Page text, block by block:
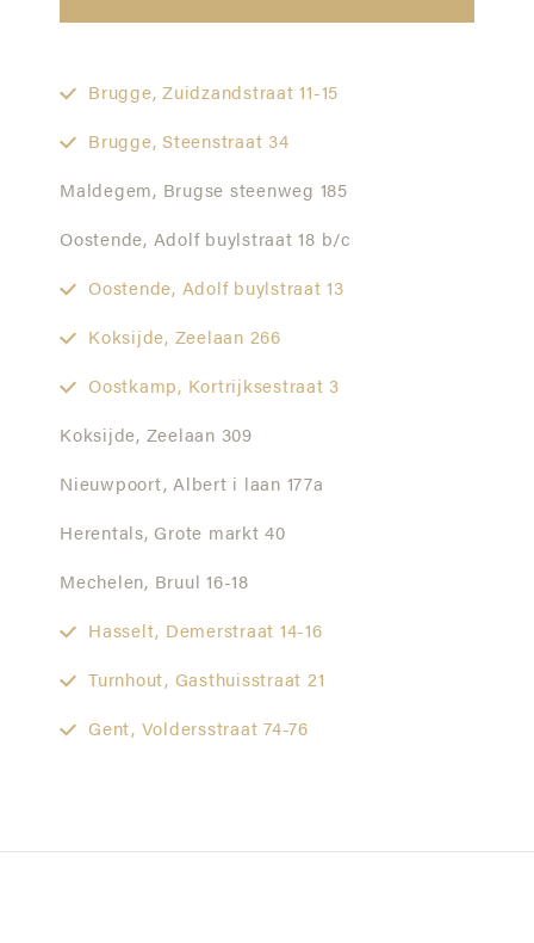
Brugge, Zuidzandstraat 11-15
Brugge, Steenstraat 34
Maldegem, Brugse steenweg 185
Oostende, Adolf buylstraat 18 b/c
Oostende, Adolf buylstraat 13
Koksijde, Zeelaan 266
Oostkamp, Kortrijksestraat 3
Koksijde, Zeelaan 309
Nieuwpoort, Albert i laan 177a
Herentals, Grote markt 40
Mechelen, Bruul 16-18
Hasselt, Demerstraat 14-16
Turnhout, Gasthuisstraat 21
Gent, Voldersstraat 74-76